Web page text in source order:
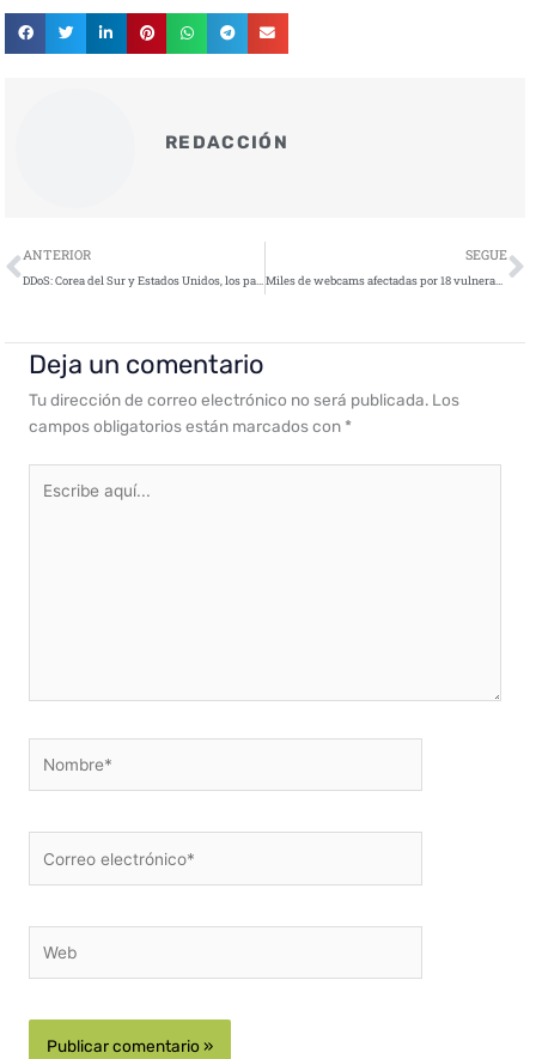
REDACCIÓN
Ant
ANTERIOR
DDoS: Corea del Sur y Estados Unidos, los países con más ataques en el primer trimestre de 2017
SEGUE
Miles de webcams afectadas por 18 vulnerabilidades que permiten controlar las cámaras
Deja un comentario
Tu dirección de correo electrónico no será publicada. Los
campos obligatorios están marcados con *
aquí...
electrónico*